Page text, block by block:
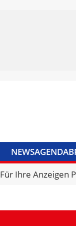
NEWSAGENDA
BIBLIOTHEK
Für Ihre Anzeigen